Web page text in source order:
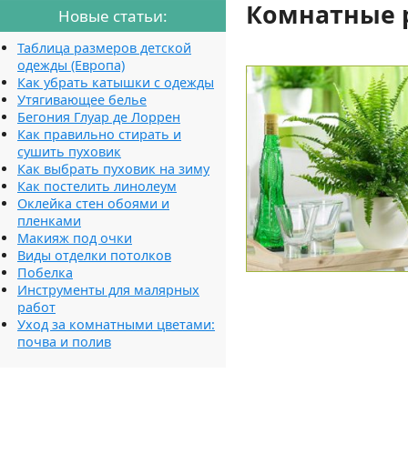
Комнатные
Новые статьи:
Таблица размеров детской
одежды (Европа)
Как убрать катышки с одежды
Утягивающее белье
Бегония Глуар де Лоррен
Как правильно стирать и
сушить пуховик
Как выбрать пуховик на зиму
Как постелить линолеум
Оклейка стен обоями и
пленками
Макияж под очки
Виды отделки потолков
Побелка
Инструменты для малярных
работ
Уход за комнатными цветами:
почва и полив